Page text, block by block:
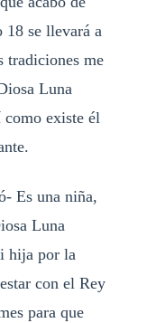
18 se llevará a
tradiciones me
Luna
como existe él
Es una niña,
Luna
hija por la
con el Rey
para que